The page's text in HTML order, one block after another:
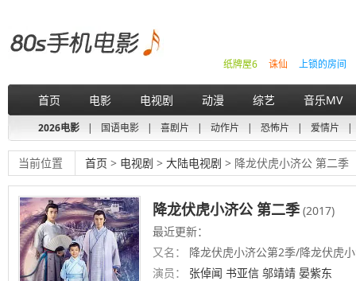
上锁的房间
诛仙
纸牌屋6
首页 电影 电视剧 动漫 综艺 音乐MV
2026电影 | 国语电影 | 喜剧片 | 动作片 | 恐怖片 | 爱情片 |
当前位置 首页 > 电视剧 > 大陆电视剧 > 降龙伏虎小济公 第二季
降龙伏虎小济公 第二季(2017)
最近更新：
又名：
降龙伏虎小济公第2季/降龙伏虎
演员：
张倬闻 书亚信 邬靖靖 晏紫东